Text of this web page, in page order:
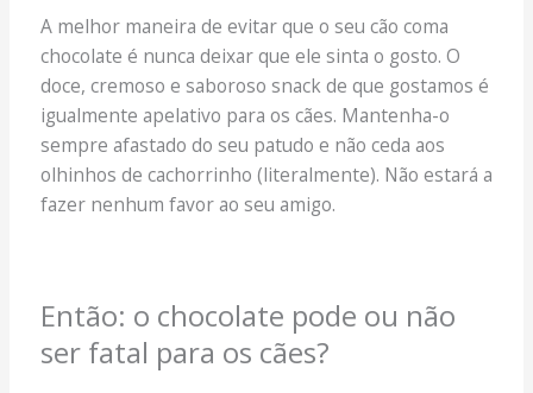
A melhor maneira de evitar que o seu cão coma
chocolate é nunca deixar que ele sinta o gosto. O
doce, cremoso e saboroso snack de que gostamos é
igualmente apelativo para os cães. Mantenha-o
sempre afastado do seu patudo e não ceda aos
olhinhos de cachorrinho (literalmente). Não estará a
fazer nenhum favor ao seu amigo.
Então: o chocolate pode ou não
ser fatal para os cães?